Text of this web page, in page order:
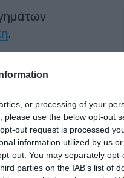
or processing of your
use the below opt-out
out request is processed
information utilized by us
out. You may separately
parties on the IAB’s list of
.
που έγιναν